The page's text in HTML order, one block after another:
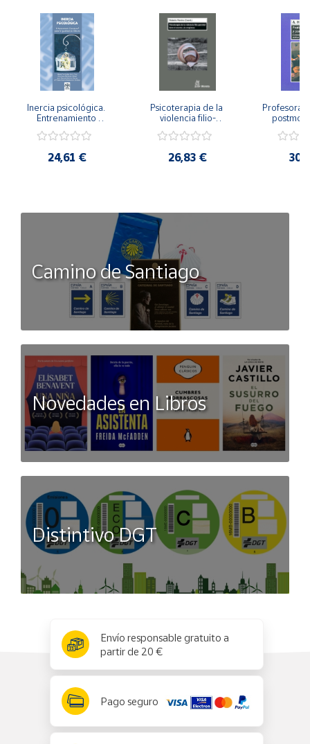
Inercia psicológica.
Entrenamiento
Igualdad de Género.
24,61 €
Psicoterapia de la
violencia filio-
secreto y la
26,83 €
Camino de Santiago
Novedades en Libros
Distintivo DGT
Envío responsable gratuito a
partir de 20 €
Pago seguro